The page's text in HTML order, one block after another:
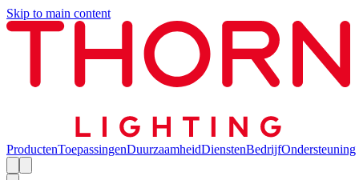
Skip to main content
ProductenToepassingenDuurzaamheidDienstenBedrijfOndersteuning